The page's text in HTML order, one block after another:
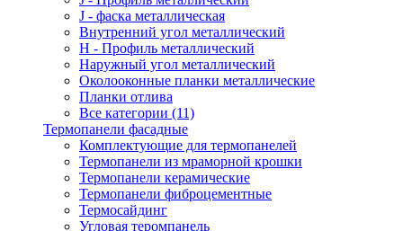
J - фаска металлическая
Внутренний угол металлический
Н - Профиль металлический
Наружный угол металлический
Околооконные планки металлические
Планки отлива
Все категории (11)
Термопанели фасадные
Комплектующие для термопанелей
Термопанели из мраморной крошки
Термопанели керамические
Термопанели фиброцементные
Термосайдинг
Угловая теромпанель